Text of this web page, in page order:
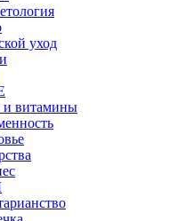
уход
и витамины